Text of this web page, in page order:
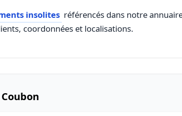
insolites référencés dans notre
coordonnées et localisations.